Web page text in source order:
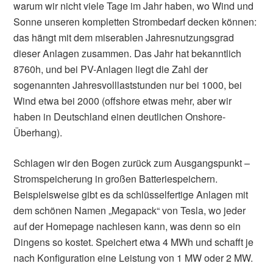
warum wir nicht viele Tage im Jahr haben, wo Wind und
Sonne unseren kompletten Strombedarf decken können:
das hängt mit dem miserablen Jahresnutzungsgrad
dieser Anlagen zusammen. Das Jahr hat bekanntlich
8760h, und bei PV-Anlagen liegt die Zahl der
sogenannten Jahresvolllaststunden nur bei 1000, bei
Wind etwa bei 2000 (offshore etwas mehr, aber wir
haben in Deutschland einen deutlichen Onshore-
Überhang).
Schlagen wir den Bogen zurück zum Ausgangspunkt –
Stromspeicherung in großen Batteriespeichern.
Beispielsweise gibt es da schlüsselfertige Anlagen mit
dem schönen Namen „Megapack“ von Tesla, wo jeder
auf der Homepage nachlesen kann, was denn so ein
Dingens so kostet. Speichert etwa 4 MWh und schafft je
nach Konfiguration eine Leistung von 1 MW oder 2 MW.